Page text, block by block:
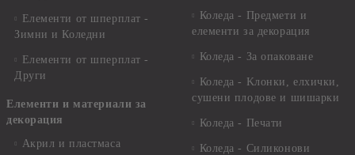
Елементи от шперплат -
Зимни и Коледни
Елементи от шперплат -
Други
Елементи и материали за
декорация
Акрил и пластмаса
Коледа - Предмети и
елементи за декорация
Коледа - За опаковане
Коледа - Kлонки, елхички,
сушени плодове и шишарки
Коледа - Печати
Коледа - Силиконови